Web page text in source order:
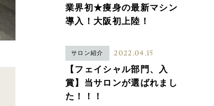
業界初★痩身の最新マシン
導入！大阪初上陸！
サロン紹介 2022.04.15
【フェイシャル部門、入
賞】当サロンが選ばれまし
た！！！